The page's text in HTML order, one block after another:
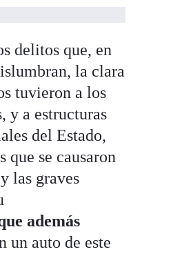
delitos que, en
la clara
tuvieron a los
y a estructuras
del Estado,
que se causaron
las graves
además
un auto de este